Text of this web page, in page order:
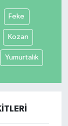
Feke
Kozan
Yumurtalık